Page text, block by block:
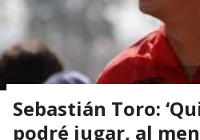
Sebastián Toro:
podré jugar, al